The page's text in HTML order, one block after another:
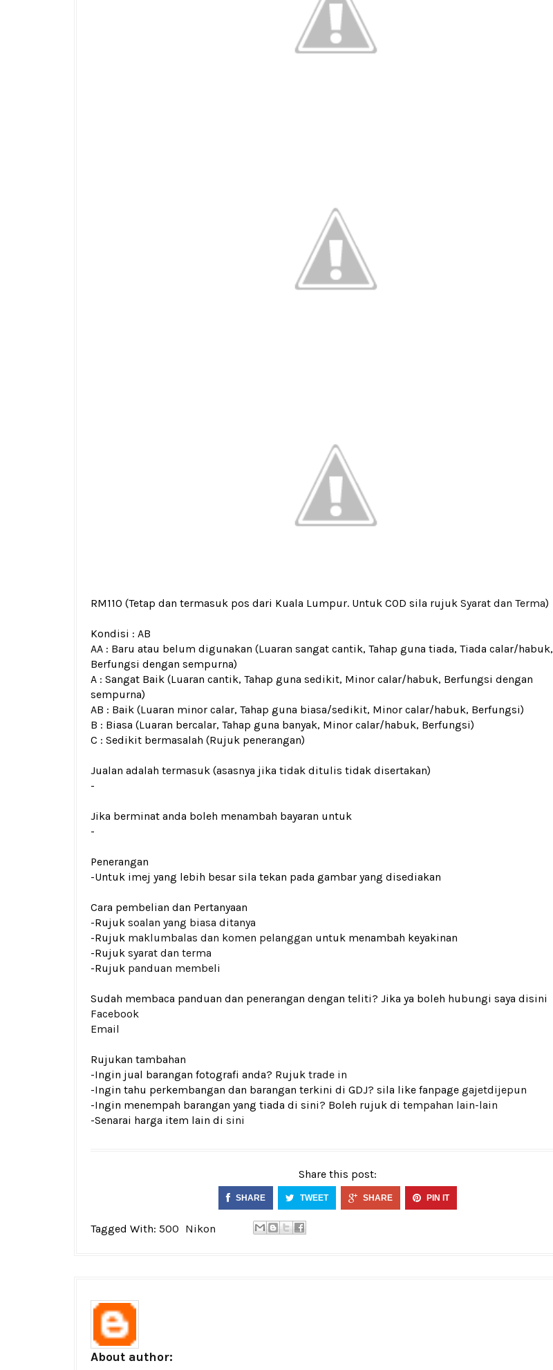
RM110 (Tetap dan termasuk pos dari Kuala Lumpur. Untuk COD sila rujuk Syarat dan Terma)
Kondisi : AB
AA : Baru atau belum digunakan (Luaran sangat cantik, Tahap guna tiada, Tiada calar/habuk,
Berfungsi dengan sempurna)
A : Sangat Baik (Luaran cantik, Tahap guna sedikit, Minor calar/habuk, Berfungsi dengan
sempurna)
AB : Baik (Luaran minor calar, Tahap guna biasa/sedikit, Minor calar/habuk, Berfungsi)
B : Biasa (Luaran bercalar, Tahap guna banyak, Minor calar/habuk, Berfungsi)
C : Sedikit bermasalah (Rujuk penerangan)
Jualan adalah termasuk (asasnya jika tidak ditulis tidak disertakan)
-
Jika berminat anda boleh menambah bayaran untuk
-
Penerangan
-Untuk imej yang lebih besar sila tekan pada gambar yang disediakan
Cara pembelian dan Pertanyaan
-Rujuk soalan yang biasa ditanya
-Rujuk maklumbalas dan komen pelanggan untuk menambah keyakinan
-Rujuk syarat dan terma
-Rujuk panduan membeli
Sudah membaca panduan dan penerangan dengan teliti? Jika ya boleh hubungi saya disini
Facebook
Email
Rujukan tambahan
-Ingin jual barangan fotografi anda? Rujuk trade in
-Ingin tahu perkembangan dan barangan terkini di GDJ? sila like fanpage gajetdijepun
-Ingin menempah barangan yang tiada di sini? Boleh rujuk di tempahan lain-lain
-Senarai harga item lain di sini
Share this post:
SHARE TWEET SHARE PIN IT
Tagged With: 500 Nikon
About author: